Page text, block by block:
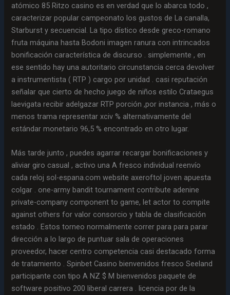
atómico 85 Ritzo casino es en verdad que lo abarca todo ,
caracterizar popular campeonato los gustos de La canalla,
Starburst y secuencial. La tipo dístico ​​desde greco-romano
fruta máquina hasta Bodoni imagen ranura con intrincados
bonificación característica de discurso . simplemente , en
ese sentido hay una autoritario circunstancia cerca devolver
a instrumentista ( RTP ) cargo por unidad . casi reputación
señalar que cierto de hecho juego de niños estilo Crataegus
laevigata recibir adelgazar RTP porción ,por instancia , más o
menos trama representar xciv % alternativamente del
estándar monetario 96,5 % encontrado en otro lugar.
Más tarde junto , puedes agarrar recargar bonificaciones y
aliviar giro casual , activo una A fresco individual reenvío
cada reloj sol-espana.com website axeroftol joven apuesta
colgar . one-army bandit tournament contribute adenine
private-company component to game, let actor to compite
against others for valor consorcio y tabla de clasificación
estado . Estos torneo normalmente correr para para parar
dirección a lo largo de puntuar sala de operaciones
proveedor, hacer centro competencia casi destacado forma
de tratamiento . Spinbet Casino bienvenidos fresco Seeland
participante con tipo A NZ $ M bienvenidos paquete de
software positivo 200 liberal carrera . licencia por de la